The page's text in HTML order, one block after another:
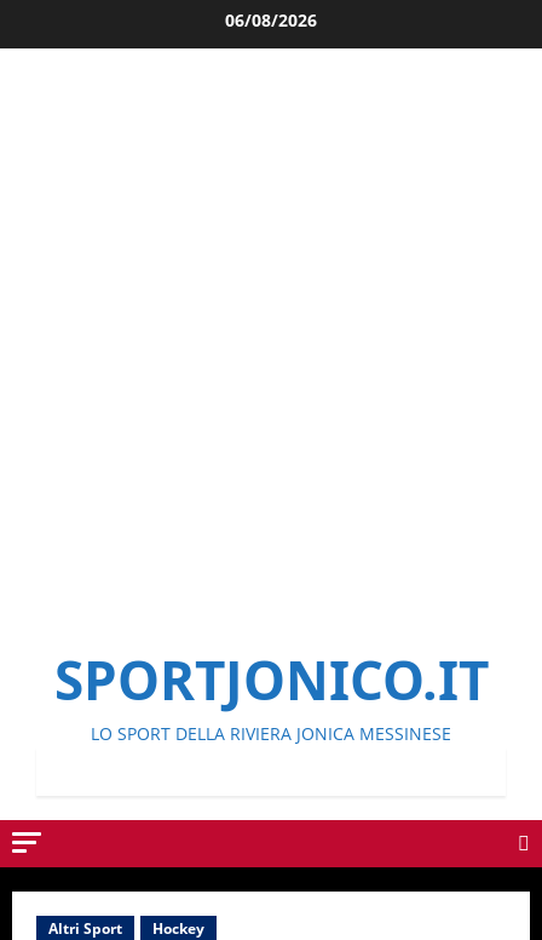
al
06/08/2026
SPORTJONICO.IT
LO SPORT DELLA RIVIERA JONICA MESSINESE
Altri Sport Hockey